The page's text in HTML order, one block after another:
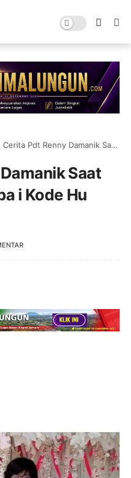
Cerita Pdt Renny Damanik Saat Mangarahkon Bapa i Kode Hu Gareja
Saat
i Kode Hu